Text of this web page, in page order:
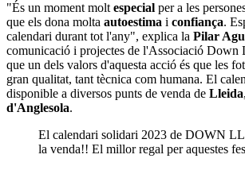
"És un moment moltespecial per a les
que els dona molta autoestima i confiança.
calendari durant tot l'any", explica la Pilar
comunicació i projectes de l'Associació Down
que un dels valors d'aquesta acció és que les
gran qualitat, tant tècnica com humana. El
disponible a diversos punts de venda de Lleida,
d'Anglesola.
El calendari solidari 2023 de DOWN
la venda!! El millor regal per aquestes